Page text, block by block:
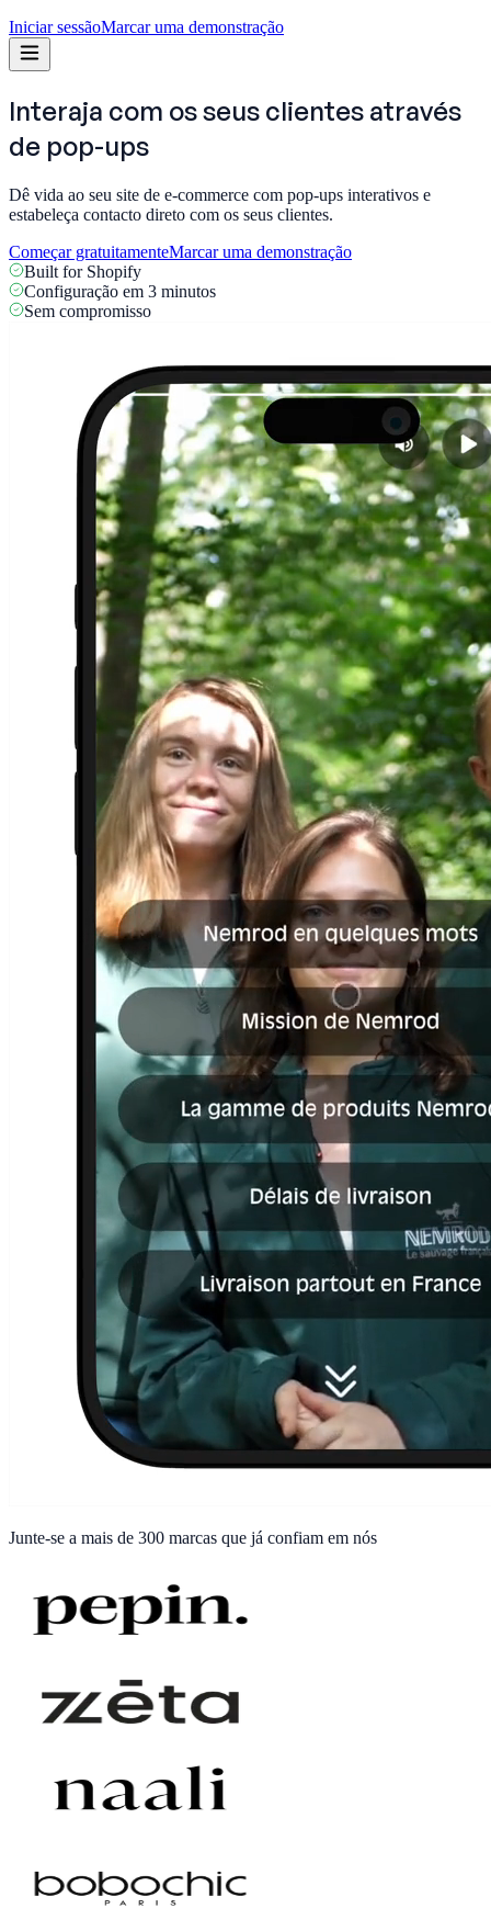
Iniciar sessãoMarcar uma demonstração
Interaja com os seus clientes através
de pop-ups
Dê vida ao seu site de e-commerce com pop-ups interativos e
estabeleça contacto direto com os seus clientes.
Começar gratuitamenteMarcar uma demonstração
Built for Shopify
Configuração em 3 minutos
Sem compromisso
Junte-se a mais de 300 marcas que já confiam em nós